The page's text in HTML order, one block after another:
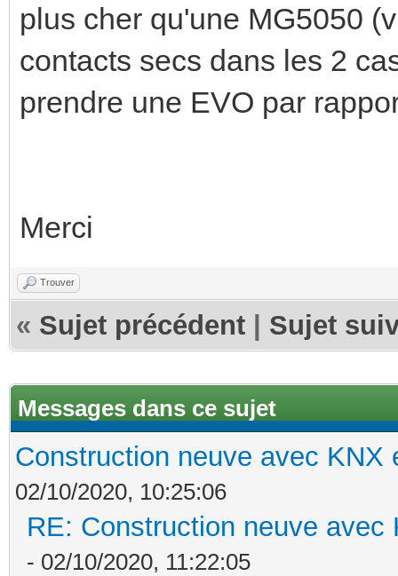
plus cher qu'une MG5050
contacts secs dans les 2
prendre une EVO par
Merci
Trouver
« Sujet précédent Sujet
Messages dans ce sujet
Construction neuve avec KNX
02/10/2020, 10:25:06
RE: Construction neuve avec
- 02/10/2020, 11:22:05